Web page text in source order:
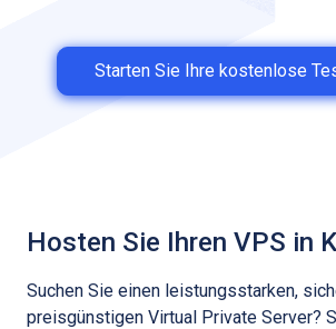
Starten Sie Ihre kostenlose
Hosten Sie Ihren VPS in
Suchen Sie einen leistungsstarken,
preisgünstigen Virtual Private Server?